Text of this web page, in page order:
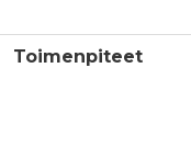
Toimenpiteet